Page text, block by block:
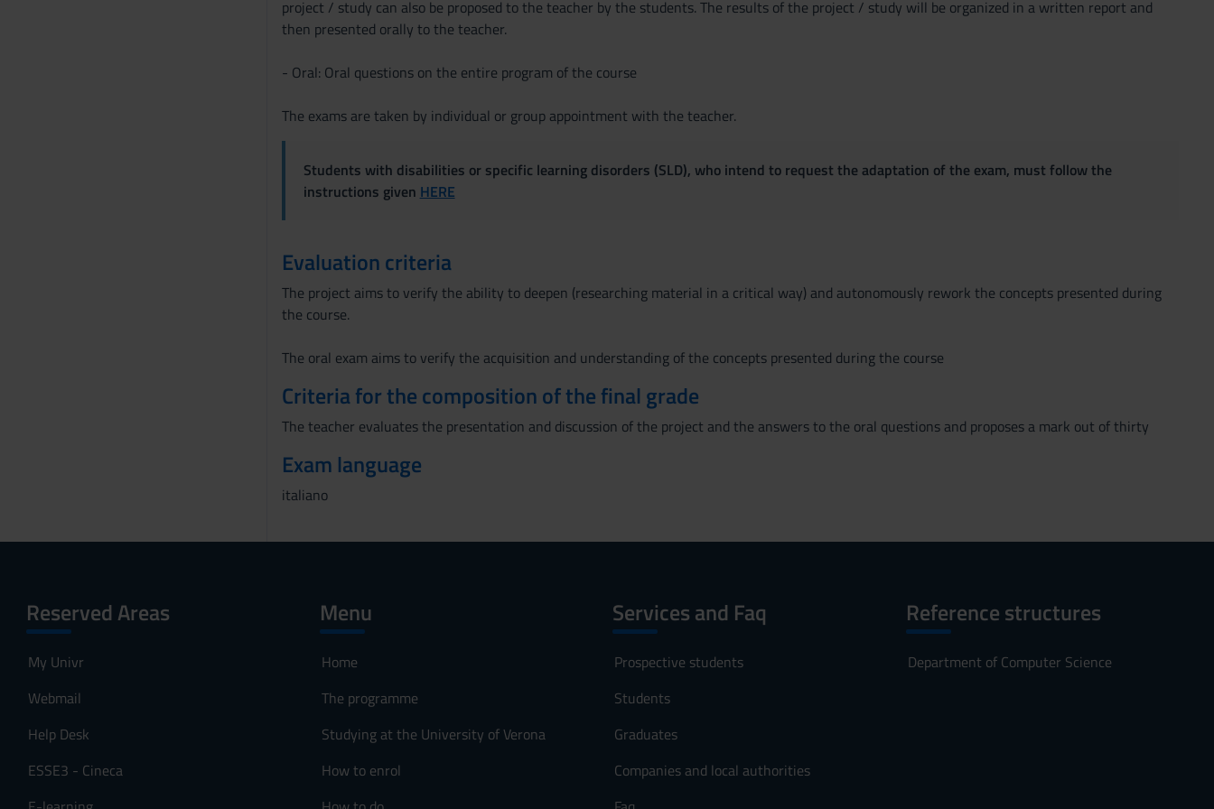
project / study can also be proposed to the teacher by the students. The results of the project / study will be organized in a written report and
then presented orally to the teacher.
- Oral: Oral questions on the entire program of the course
The exams are taken by individual or group appointment with the teacher.
Students with disabilities or specific learning disorders (SLD), who intend to request the adaptation of the exam, must follow the
instructions given HERE
Evaluation criteria
The project aims to verify the ability to deepen (researching material in a critical way) and autonomously rework the concepts presented during
the course.
The oral exam aims to verify the acquisition and understanding of the concepts presented during the course
Criteria for the composition of the final grade
The teacher evaluates the presentation and discussion of the project and the answers to the oral questions and proposes a mark out of thirty
Exam language
italiano
Reserved Areas
My Univr
Webmail
Help Desk
ESSE3 - Cineca
Menu
Home
The programme
Studying at the University of Verona
How to enrol
Services and Faq
Prospective students
Students
Graduates
Companies and local authorities
Reference structures
Department of Computer Science